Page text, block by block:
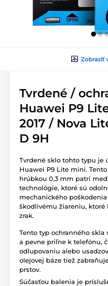
Zobraziť
Tvrdené /
Huawei P9
2017 / Nova
D 9H
Tvrdené sklo tohto typu je
Huawei P9 Lite mini.
hrúbkou 0,3 mm patrí
technológie, ktoré sú
mechanického
škodlivému žiareniu,
zrak.
Tento typ ochranného
a pevne priľne k telefónu,
odlupovaniu alebo
olejovej báze tiež
prstov.
Súčasťou balenia je